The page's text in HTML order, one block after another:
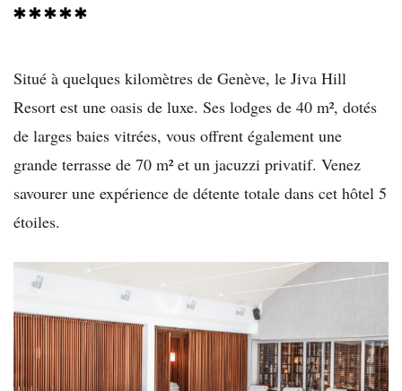
*****
Situé à quelques kilomètres de Genève, le Jiva Hill
Resort est une oasis de luxe. Ses lodges de 40 m², dotés
de larges baies vitrées, vous offrent également une
grande terrasse de 70 m² et un jacuzzi privatif. Venez
savourer une expérience de détente totale dans cet hôtel 5
étoiles.